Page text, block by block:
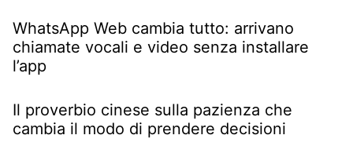
WhatsApp Web cambia tutto: arrivano
chiamate vocali e video senza installare
l’app
Il proverbio cinese sulla pazienza che
cambia il modo di prendere decisioni